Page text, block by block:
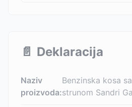
📄 Deklaracija
Naziv
proizvoda:
Benzinska kosa
strunom Sandri